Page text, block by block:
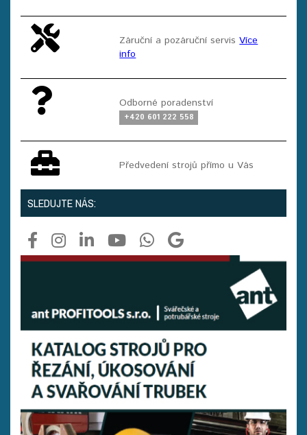
Záruční a pozáruční servisVíce
info
Odborné poradenství
+420 601 222 558
Předvedení strojů přímo u Vás
SLEDUJTE NÁS: